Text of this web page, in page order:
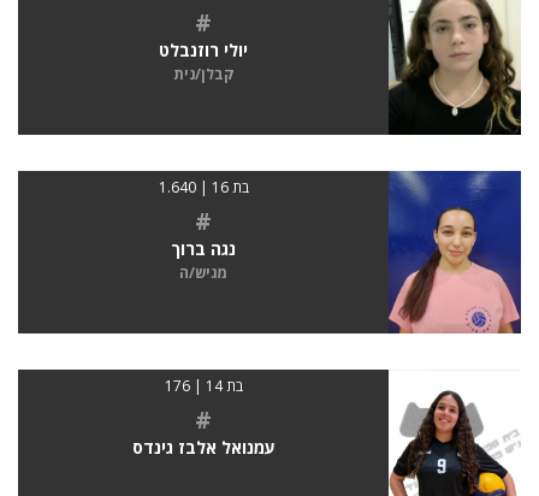
#
יולי רוזנבלט
קבלן/נית
בת 16 | 1.640
#
נגה ברוך
מגיש/ה
בת 14 | 176
#
עמנואל אלבז גינדס